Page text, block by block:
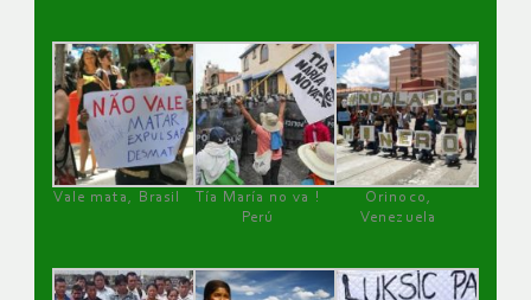
Vale mata, Brasil
Tía María no va !
Perú
Orinoco,
Venezuela